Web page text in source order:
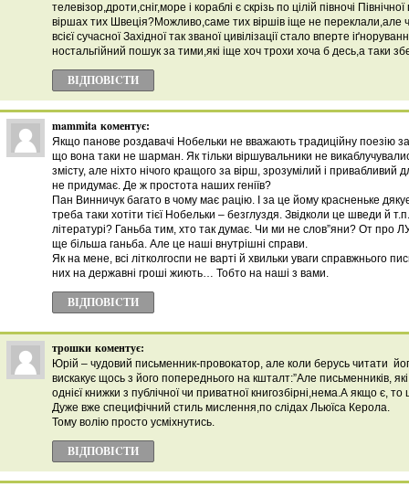
телевізор,дроти,сніг,море і кораблі є скрізь по цілій півночі
віршах тих Швеція?Можливо,саме тих віршів іще не
всієї сучасної Західної так званої цивілізації стало вперте
ностальгійний пошук за тими,які іще хоч трохи хоча б десь,а таки
ВІДПОВІCТИ
mammita коментує:
Якщо панове роздавачі Нобельки не вважають традиційну поезію
що вона таки не шарман. Як тільки віршувальники не
змісту, але ніхто нічого кращого за вірш, зрозумілий і привабливий
не придумає. Де ж простота наших геніїв?
Пан Винничук багато в чому має рацію. І за це йому красненьке
треба таки хотіти тієї Нобельки – безглуздя. Звідколи це шведи й
літературі? Ганьба тим, хто так думає. Чи ми не слов”яни? От про
ще більша ганьба. Але це наші внутрішні справи.
Як на мене, всі літколгоспи не варті й хвильки уваги справжнього
них на державні гроші жиють… Тобто на наші з вами.
ВІДПОВІCТИ
трошки коментує:
Юрій – чудовий письменник-провокатор, але коли берусь читати
вискакує щось з його попереднього на кшталт:”Але письменників,
однієї книжки з публічної чи приватної книгозбірні,нема.А
Дуже вже специфічний стиль мислення,по слідах Льюїса Керола.
Тому волію просто усміхнутись.
ВІДПОВІCТИ